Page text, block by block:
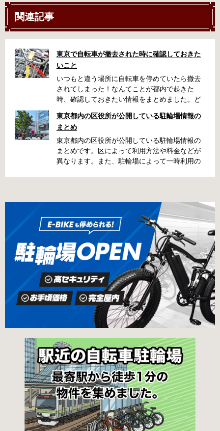
関連記事
東京で自転車が撤去された時に確認しておきた
いこと
いつもと違う場所に自転車を停めていたら撤去
されてしまった！なんてことが都内で起きた
時、確認しておきたい情報をまとめました。ど
くらい？なんて疑問が浮かぶかと思います。事
前に確認していざという時対処しましょう。 千
代田区 / 新宿区 / 品川区 / 港区 / 中央区 / 大田区
/ 北区 / 墨田区 / 渋谷区 / 葛飾区 千代田区で撤去
された場合 猿楽町保管場所 住所 千代田区神田
の地図が置いてあります） 東京メトロ半蔵門
線、都営新宿・三田線神保町駅から徒歩7分 大
手町高架下自転車保管場所 住所 千代田区大手町
二丁目4番 電話 050-2018-6466（千代田区自転
車対策コールセンター） 最寄駅 東京メトロ半蔵
門線、丸の内線大手町駅A5出口 東京メトロ東西
線大手町駅B3出口 返還の際に必要な書類 返還
料 2,000円 自転車の鍵 身分証明証 千代田区HP
はこちら 新宿区で撤去された場合 内藤町自転車
保管場所 住所 新宿区内藤町11番地 ※都立新
宿高校東隣（内藤町11番地4号） 電話 03-5273-
3896 最寄駅 東京メトロ丸ノ内線新宿三丁目駅
から徒歩3分 東京メトロ丸ノ内線新宿御苑前駅
から徒歩6分 JR新宿駅から徒歩8分 西新宿自転
車保管場所 住所
東京都内の区役所が公開している駐輪場情報の
まとめ
東京都内の区役所が公開している駐輪場情報の
まとめです。区によって利用方法や料金などが
異なります。また、駐輪場によって一時利用の
の自転車駐輪場 利用方法 利用登録申請書の提出
申請期間内に利用登録申請書（PDF：
1,396KB） と必要書類を環境まちづくり総務課
あてに郵送（申請期間消印有効）または、期間
内に環境まちづくり総務課（区役所5階5B窓
口）、各出張所の受付時間中に直接お持ちくだ
さい（郵送先・各出張所の受付時間）。電話・
ファクス・メールでは申請できません。 利用料
金 登録手数料 区民3,000円 区外居住者6,000円
生活保護受給者免除（詳しくはお問い合わせく
ださい） ただし、自転車利用者で高校生以下は
3,000円（区内、区外在住を問わず） 定期利用
料金 各駐輪場で定期利用料金が異なります。詳
細は各駐輪場または管理会社にお問い合わせく
ださい。 一時利用料金 2時間まで：0円 10時間
まで：100円 10時間を超えて5時間ごと：100円
千代田区HPはこちら 新宿区の自転車駐輪場 利
用方法 利用登録申請書の提出 利用申請書（申請
窓口で配布。新宿区 ホームページからも取り出
せます）を各申請窓口、交通対策課自転車対策
係（本庁舎7階）・特別出張所に直接お持ちくだ
さい。交通対策課では郵送申請（2月8日 消印有
効）・電子申請も受け付けています。 次年度の